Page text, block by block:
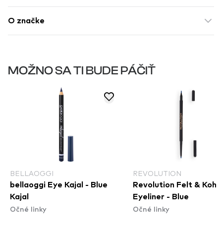
O značke
MOŽNO SA TI BUDE PÁČIŤ
BELLAOGGI
bellaoggi Eye Kajal - Blue
Kajal
Očné linky
REVOLUTION
Revolution Felt & Kohl
Eyeliner - Blue
Očné linky